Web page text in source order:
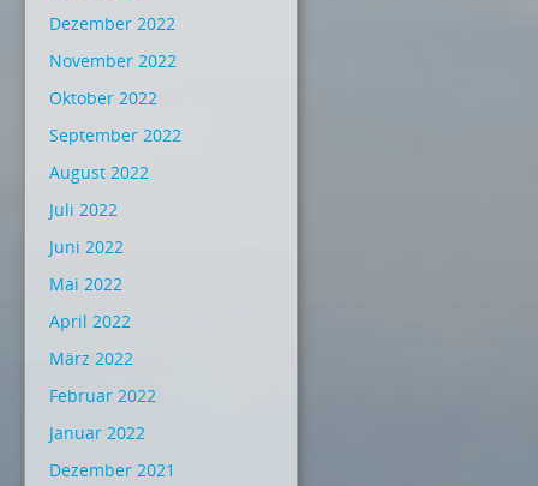
Dezember 2022
November 2022
Oktober 2022
September 2022
August 2022
Juli 2022
Juni 2022
Mai 2022
April 2022
März 2022
Februar 2022
Januar 2022
Dezember 2021